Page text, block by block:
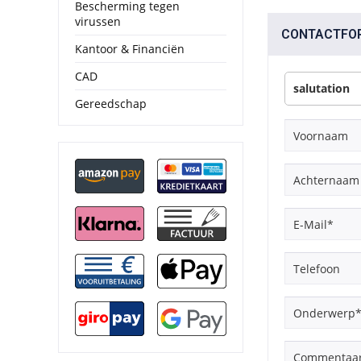
Bescherming tegen
virussen
Kantoor & Financiën
CAD
Gereedschap